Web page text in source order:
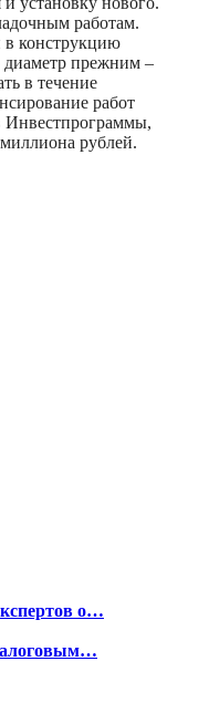
работам.
в конструкцию
диаметр прежним –
в течение
работ
Инвестпрограммы,
рублей.
о…